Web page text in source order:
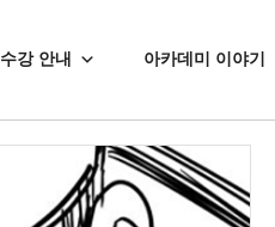
수강 안내 아카데미 이야기